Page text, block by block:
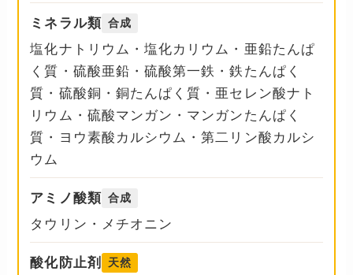
ミネラル類 合成
塩化ナトリウム・塩化カリウム・亜鉛たんぱ
く質・硫酸亜鉛・硫酸第一鉄・鉄たんぱく
質・硫酸銅・銅たんぱく質・亜セレン酸ナト
リウム・硫酸マンガン・マンガンたんぱく
質・ヨウ素酸カルシウム・第二リン酸カルシ
ウム
アミノ酸類 合成
タウリン・メチオニン
酸化防止剤 天然